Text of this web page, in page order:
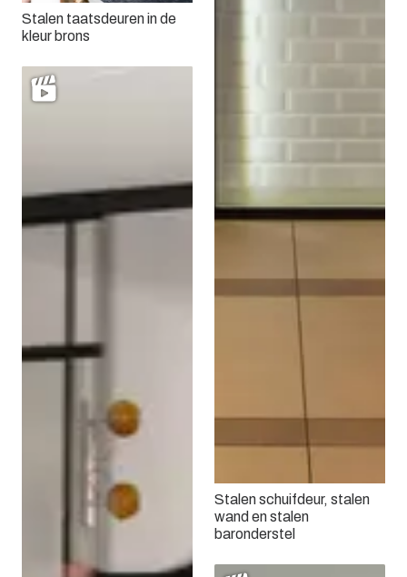
Stalen taatsdeuren in de
kleur brons
Stalen schuifdeur, stalen
wand en stalen
baronderstel